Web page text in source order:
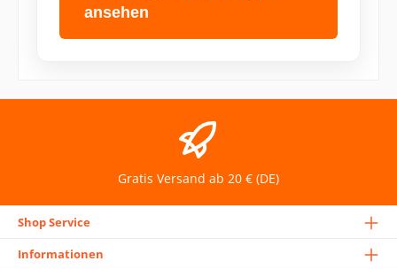
ansehen
Gratis Versand ab 20 € (DE)
Shop Service
Informationen